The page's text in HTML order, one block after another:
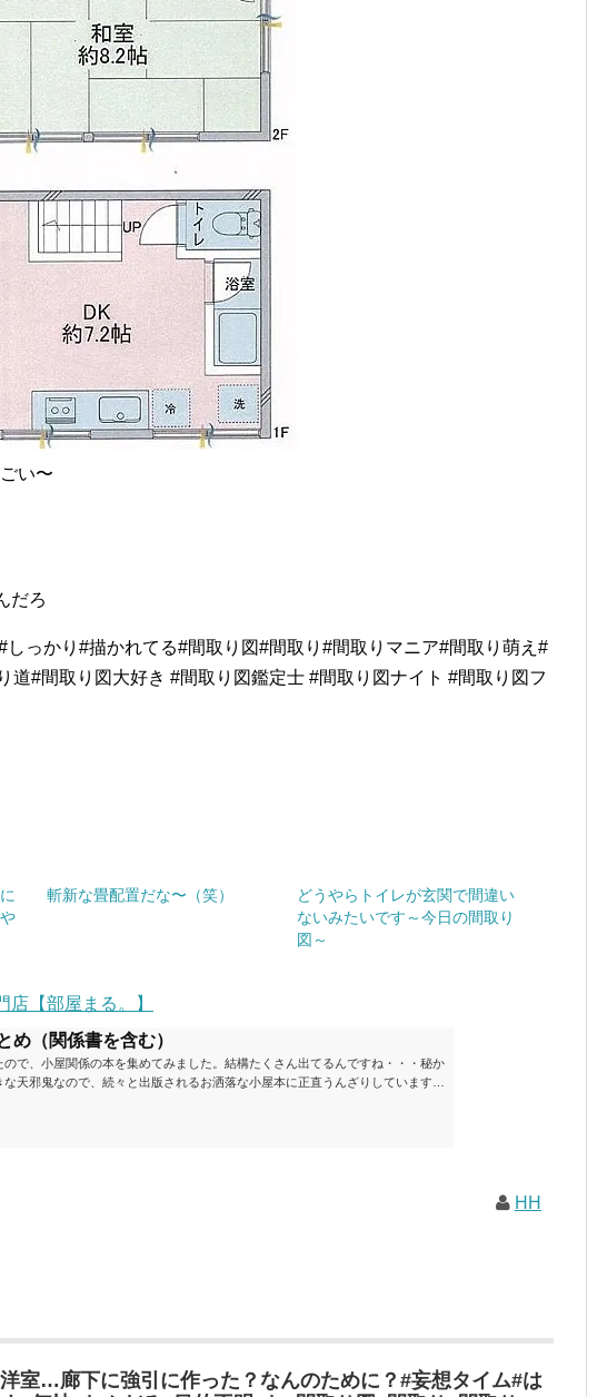
い〜
だろ
っかり#描かれてる#間取り図#間取り#間取りマニア#間取り萌え#
道#間取り図大好き #間取り図鑑定士 #間取り図ナイト #間取り図フ
斬新な畳配置だな〜（笑）
どうやらトイレが玄関で間違い
ないみたいです～今日の間取り
図～
【部屋まる。】
め（関係書を含む）
ので、小屋関係の本を集めてみました。結構たくさん出てるんですね・・・秘か
な天邪鬼なので、続々と出版されるお洒落な小屋本に正直うんざりしています
HH
室…廊下に強引に作った？なんのために？#妄想タイム#は